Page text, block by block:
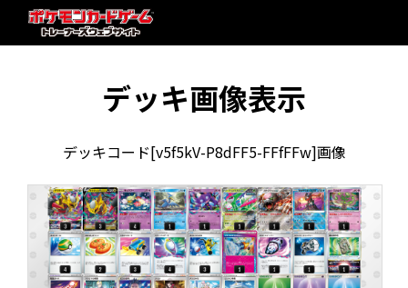
デッキ画像表示
デッキコード[v5f5kV-P8dFF5-FFfFFw]画像